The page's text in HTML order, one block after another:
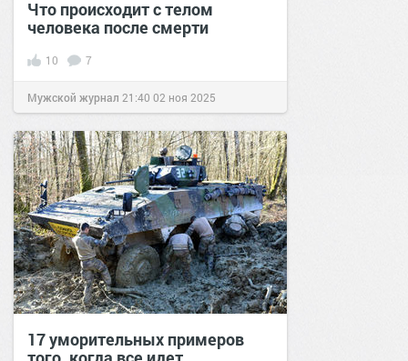
Что происходит с телом
человека после смерти
10 7
Мужской журнал 21:40 02 ноя 2025
17 уморительных примеров